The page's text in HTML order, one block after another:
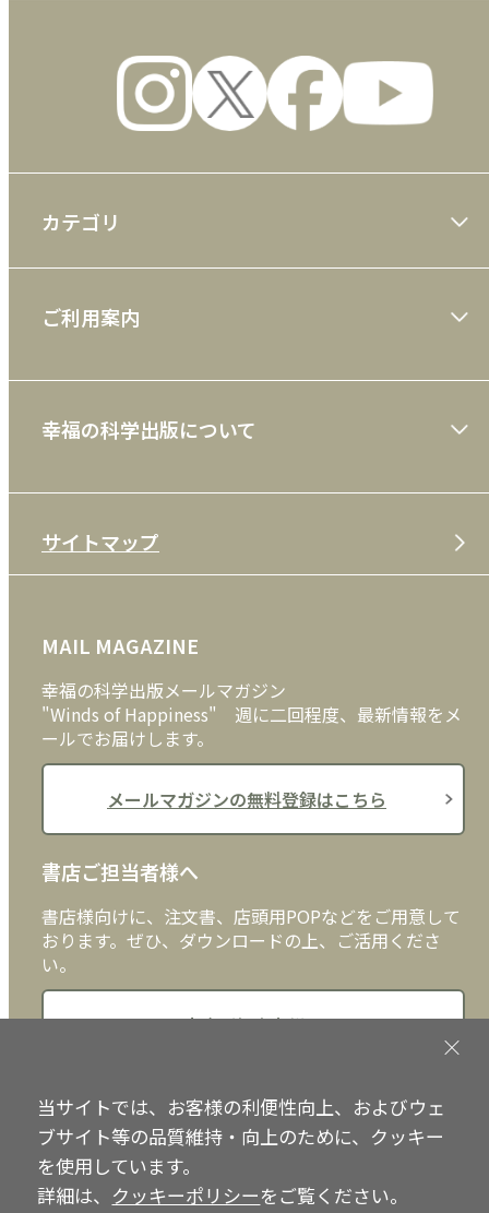
カテゴリ
雑誌
CD
DVD・ブルーレイ
外国語
ご利用案内
利用規約
特定商取引法
プライバシーポリシー
クッキーポリシー
幸福の科学出版について
メディア・ライブラリー
サイトマップ
MAIL MAGAZINE
幸福の科学出版メールマガジン
"Winds of Happiness" 週に二回程度、最新情報をメ
ールでお届けします。
メールマガジンの無料登録はこちら
書店ご担当者様へ
書店様向けに、注文書、店頭用POPなどをご用意して
おります。ぜひ、ダウンロードの上、ご活用くださ
い。
書店ご担当者様へ
Copyright © IRH Press Co.,Ltd. All Rights Reserved.
当サイトでは、お客様の利便性向上、およびウェ
ブサイト等の品質維持・向上のために、クッキー
を使用しています。
詳細は、 クッキーポリシーをご覧ください。